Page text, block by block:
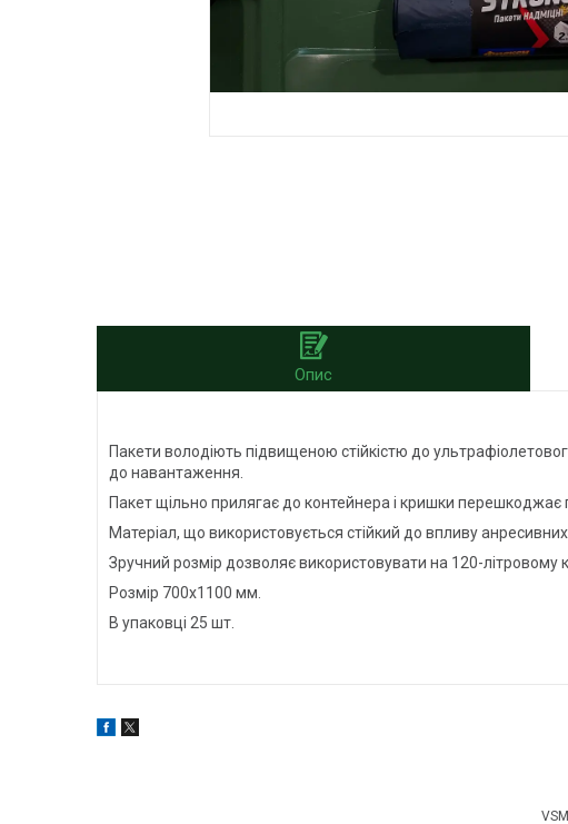
Опис
Пакети володіють підвищеною стійкістю до
до навантаження.
Пакет щільно прилягає до контейнера і кришки перешкоджає
Матеріал, що використовується стійкий до впливу анресивних
Зручний розмір дозволяє використовувати на 120-літровому
Розмір 700х1100 мм.
В упаковці 25 шт.